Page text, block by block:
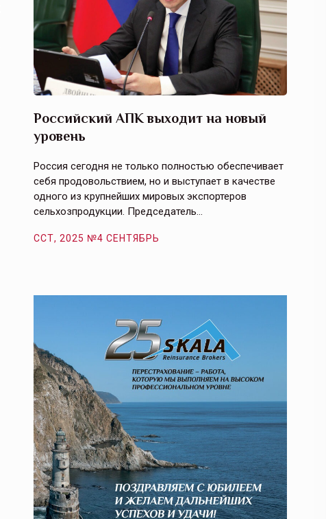
Российский АПК выходит на новый
уровень
Россия сегодня не только полностью обеспечивает
себя продовольствием, но и выступает в качестве
одного из крупнейших мировых экспортеров
сельхозпродукции. Председатель…
ССТ, 2025 №4 СЕНТЯБРЬ